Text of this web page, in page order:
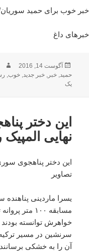
خبر خوب برای حمید سوریان/
خبرهای داغ
ارسال
شده
آگوست 14, 2016
حمید,خبر,خبر جدید,خوب,
یک
این دختر
نهایی
این دختر پناهجوی
تصاویر
یسرا ماردینی
مسابقه ۱۰۰
سرنشین در مسیر
آن را به خشکی برسانند و جان ۲۰ نفر